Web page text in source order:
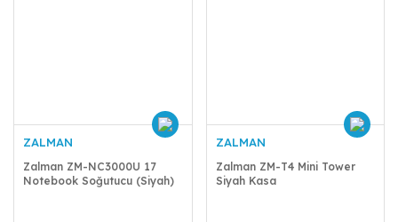
ZALMAN
Zalman ZM-NC3000U 17
Notebook Soğutucu (Siyah)
ZALMAN
Zalman ZM-T4 Mini Tower
Siyah Kasa